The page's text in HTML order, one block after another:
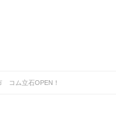
コム立石OPEN！